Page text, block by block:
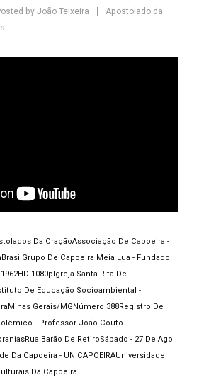
by João Teixeira
Apostolado da
Da OraçãoAssociação De Capoeira -
Brasil Grupo De Capoeira Meia Lua - Fundado
HD 1080p Igreja Santa Rita De
De Educação Socioambiental -
Minas Gerais/MG Número 388Registro De
- Professor João Couto
Rua Barão De RetiroSábado - 27 De Ago
Da Capoeira - UNICAPOEIRAUniversidade
Da Capoeira